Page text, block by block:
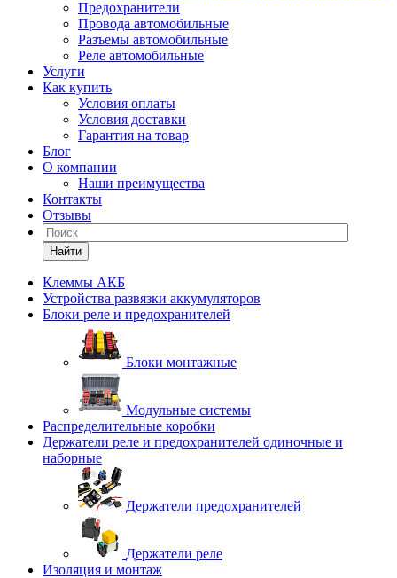
Предохранители
Провода автомобильные
Разъемы автомобильные
Реле автомобильные
Услуги
Как купить
Условия оплаты
Условия доставки
Гарантия на товар
Блог
О компании
Наши преимущества
Контакты
Отзывы
Найти
Клеммы АКБ
Устройства развязки аккумуляторов
Блоки реле и предохранителей
Блоки монтажные
Модульные системы
Распределительные коробки
Держатели реле и предохранителей одиночные и
наборные
Держатели предохранителей
Держатели реле
Изоляция и монтаж